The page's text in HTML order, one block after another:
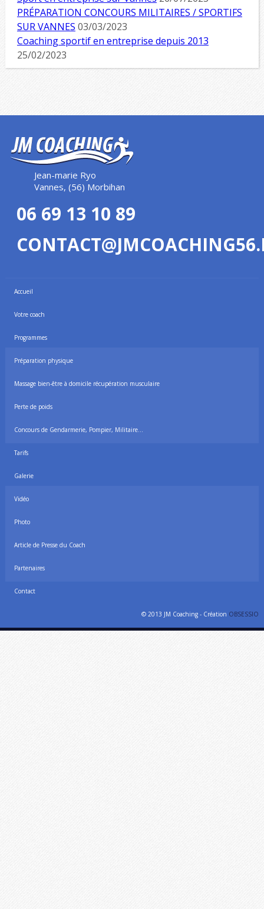
PRÉPARATION CONCOURS MILITAIRES / SPORTIFS
SUR VANNES 03/03/2023
Coaching sportif en entreprise depuis 2013
25/02/2023
Jean-marie Ryo
Vannes, (56) Morbihan
06 69 13 10 89
Accueil
Votre coach
Programmes
Préparation physique
Massage bien-être à domicile récupération musculaire
Perte de poids
Concours de Gendarmerie, Pompier, Militaire…
Tarifs
Galerie
Vidéo
Photo
Article de Presse du Coach
Partenaires
Contact
© 2013 JM Coaching - Création OBSESSIO